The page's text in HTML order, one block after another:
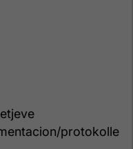
protokolle